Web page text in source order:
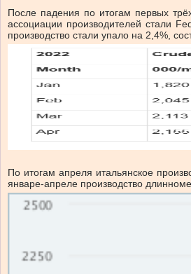
После падения по итогам первых
ассоциации производителей стали
производство стали упало на 2,4%,
По итогам апреля итальянское
январе-апреле производство